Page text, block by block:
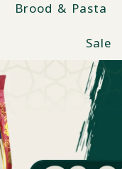
Brood & Pasta
Sale